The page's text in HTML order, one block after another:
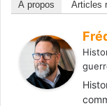
À propos Articles